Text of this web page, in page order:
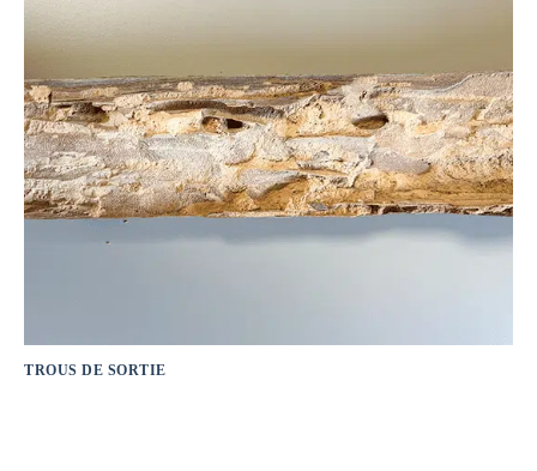
TROUS DE SORTIE